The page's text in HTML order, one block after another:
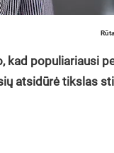
kad populiariausi
atsidūrė tikslas